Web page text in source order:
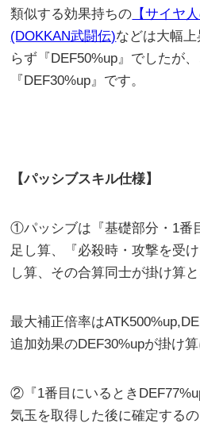
類似する効果持ちの 【サイヤ
(DOKKAN武闘伝)などは大幅
らず『DEF50%up』でしたが
『DEF30%up』です。
【パッシブスキル仕様】
①パッシブは『基礎部分・1番
足し算、『必殺時・攻撃を受
し算、その合算同士が掛け算と
最大補正倍率は
追加効果のDEF30%upが掛け算
②『1番目にいるとき
気玉を取得した後に確定する